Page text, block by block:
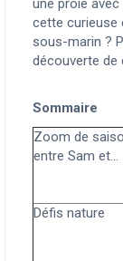
une proie
cette curieuse
sous-marin ?
découverte de
Sommaire
Zoom de
entre Sam et…
Défis nature